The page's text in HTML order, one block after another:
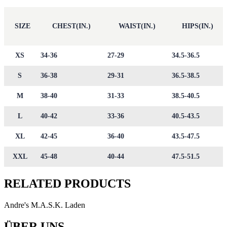
SIZE CHEST(IN.) WAIST(IN.) HIPS(IN.)
XS 34-36 27-29 34.5-36.5
S 36-38 29-31 36.5-38.5
M 38-40 31-33 38.5-40.5
L 40-42 33-36 40.5-43.5
XL 42-45 36-40 43.5-47.5
XXL 45-48 40-44 47.5-51.5
RELATED PRODUCTS
Andre's M.A.S.K. Laden